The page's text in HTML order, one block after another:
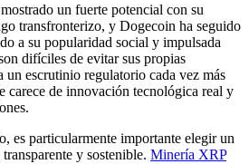
un fuerte potencial con su
transfronterizo, y Dogecoin ha seguido
a su popularidad social y impulsada
difíciles de evitar sus propias
escrutinio regulatorio cada vez más
carece de innovación tecnológica real y
es particularmente importante elegir un
y sostenible. Minería XRP